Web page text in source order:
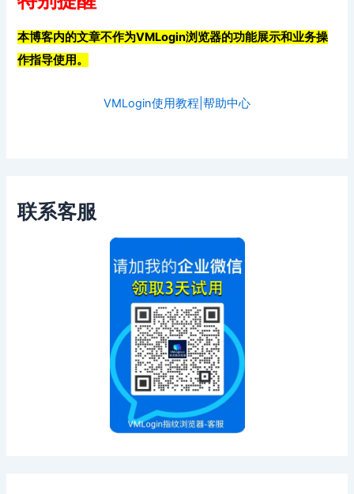
本博客内的文章不作为VMLogin浏览器的功能展示和业务操
作指导使用。
VMLogin使用教程|帮助中心
联系客服